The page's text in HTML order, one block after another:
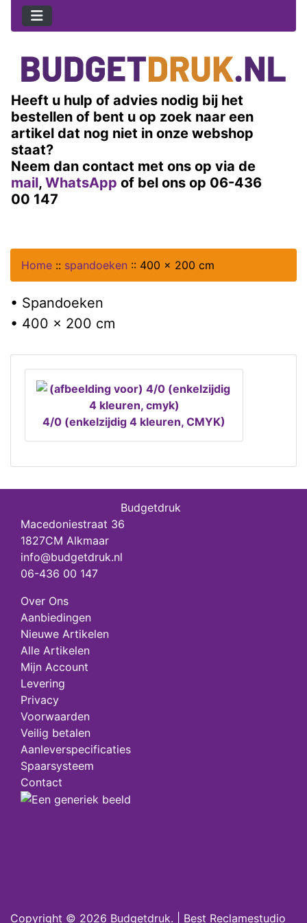
Heeft u hulp of advies nodig bij het
bestellen of bent u op zoek naar een
artikel dat nog niet in onze webshop
staat?
Neem dan contact met ons op via de
mail, WhatsApp of bel ons op 06-436
00 147
Home :: spandoeken :: 400 x 200 cm
• Spandoeken
• 400 x 200 cm
4/0 (enkelzijdig 4 kleuren, CMYK)
Budgetdruk
Macedoniestraat 36
1827CM Alkmaar
info@budgetdruk.nl
06-436 00 147
Over Ons
Aanbiedingen
Nieuwe Artikelen
Alle Artikelen
Mijn Account
Levering
Privacy
Voorwaarden
Veilig betalen
Aanleverspecificaties
Spaarsysteem
Contact
Copyright © 2026 Budgetdruk. | Best Reclamestudio